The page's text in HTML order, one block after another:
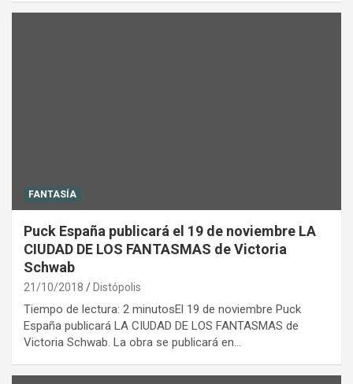
FANTASÍA
Puck España publicará el 19 de noviembre LA
CIUDAD DE LOS FANTASMAS de Victoria
Schwab
21/10/2018 Distópolis
Tiempo de lectura: 2 minutosEl 19 de noviembre Puck
España publicará LA CIUDAD DE LOS FANTASMAS de
Victoria Schwab. La obra se publicará en…